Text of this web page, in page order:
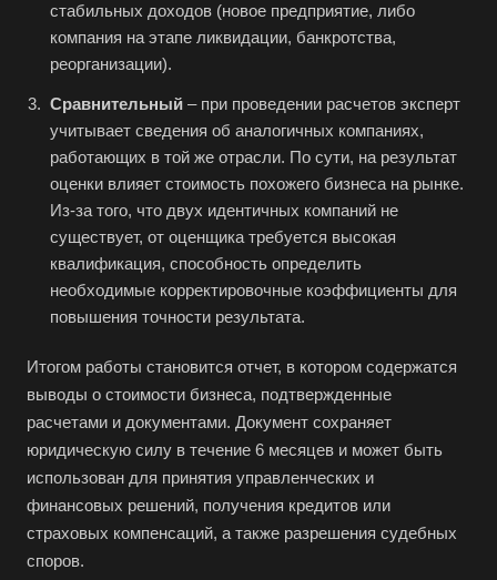
стабильных доходов (новое предприятие, либо
компания на этапе ликвидации, банкротства,
реорганизации).
Сравнительный – при проведении расчетов эксперт
учитывает сведения об аналогичных компаниях,
работающих в той же отрасли. По сути, на результат
оценки влияет стоимость похожего бизнеса на рынке.
Из-за того, что двух идентичных компаний не
существует, от оценщика требуется высокая
квалификация, способность определить
необходимые корректировочные коэффициенты для
повышения точности результата.
Итогом работы становится отчет, в котором содержатся
выводы о стоимости бизнеса, подтвержденные
расчетами и документами. Документ сохраняет
юридическую силу в течение 6 месяцев и может быть
использован для принятия управленческих и
финансовых решений, получения кредитов или
страховых компенсаций, а также разрешения судебных
споров.
Белоярский
Бийск
Биробиджан
Бирск
Бирюч
Благовещенск
Благодарный
Боготол
Большой Камень
Бор
Борзя
Борисоглебск